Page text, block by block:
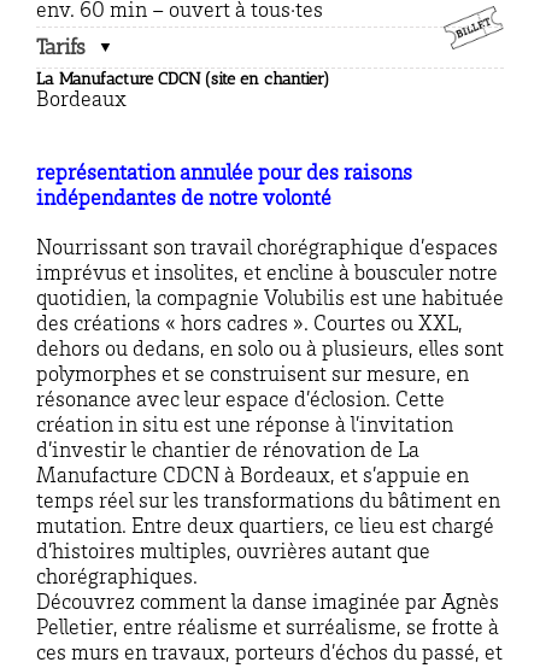
env. 60 min – ouvert à tous·tes
Tarifs
La Manufacture CDCN (site en chantier)
Bordeaux
représentation annulée pour des raisons
indépendantes de notre volonté
Nourrissant son travail chorégraphique d’espaces
imprévus et insolites, et encline à bousculer notre
quotidien, la compagnie Volubilis est une habituée
des créations « hors cadres ». Courtes ou XXL,
dehors ou dedans, en solo ou à plusieurs, elles sont
polymorphes et se construisent sur mesure, en
résonance avec leur espace d’éclosion. Cette
création in situ est une réponse à l’invitation
d’investir le chantier de rénovation de La
Manufacture CDCN à Bordeaux, et s’appuie en
temps réel sur les transformations du bâtiment en
mutation. Entre deux quartiers, ce lieu est chargé
d’histoires multiples, ouvrières autant que
chorégraphiques.
Découvrez comment la danse imaginée par Agnès
Pelletier, entre réalisme et surréalisme, se frotte à
ces murs en travaux, porteurs d’échos du passé, et